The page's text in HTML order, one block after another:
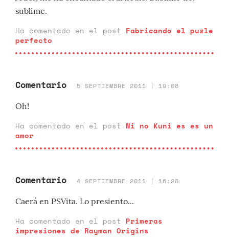
sublime.
Ha comentado en el post Fabricando el puzle
perfecto
Comentario 5 SEPTIEMBRE 2011 | 19:08
Oh!
Ha comentado en el post Ni no Kuni es es un
amor
Comentario 4 SEPTIEMBRE 2011 | 16:28
Caerá en PSVita. Lo presiento...
Ha comentado en el post Primeras
impresiones de Rayman Origins